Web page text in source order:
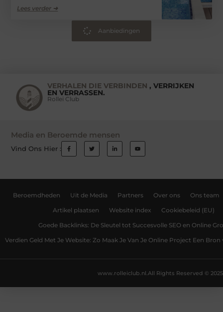
Lees verder ➜
Aanbiedingen
VERHALEN DIE VERBINDEN , VERRIJKEN
EN VERRASSEN.
Rollei Club
Media en Beroemde mensen
Vind Ons Hier :
Beroemdheden Uit de Media Partners Over ons Ons team
Artikel plaatsen Website index Cookiebeleid (EU)
Goede Backlinks: De Sleutel tot Succesvolle SEO en Online
Verdien Geld Met Je Website: Zo Maak Je Van Je Online Project Een
All Rights Reserved © 2025
www.rolleiclub.nl.